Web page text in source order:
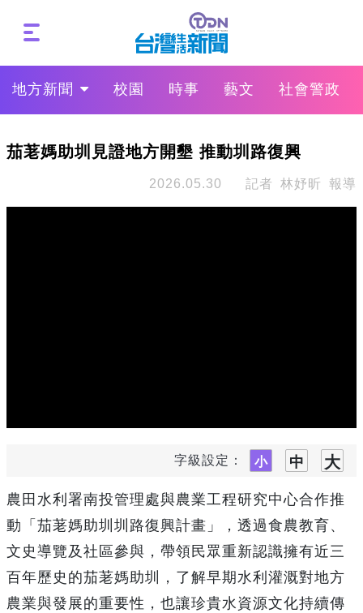
地方新聞 校園 時事 藝文 社會警政
茄荖媽助圳見證地方開墾 推動圳路復興
2026.05.30 記者 林妤昕 報導
字級設定：
農田水利署南投管理處與農業工程研究中心合作推
動「茄荖媽助圳圳路復興計畫」，透過食農教育、
文史導覽及社區參與，帶領民眾重新認識擁有近三
百年歷史的茄荖媽助圳，了解早期水利灌溉對地方
農業與發展的重要性，也讓珍貴水資源文化持續傳